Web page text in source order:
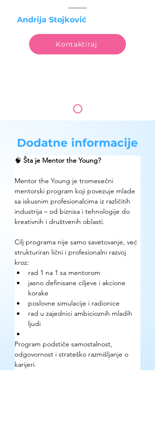
Andrija Stojković
Kontaktiraj
Dodatne informacije
🧠 Šta je Mentor the Young?
Mentor the Young je tromesečni
mentorski program koji povezuje mlade
sa iskusnim profesionalcima iz različitih
industrija – od biznisa i tehnologije do
kreativnih i društvenih oblasti.
Cilj programa nije samo savetovanje, već
strukturiran lični i profesionalni razvoj
kroz:
rad 1 na 1 sa mentorom
jasno definisane ciljeve i akcione
korake
poslovne simulacije i radionice
rad u zajednici ambicioznih mladih
ljudi
Program podstiče samostalnost,
odgovornost i strateško razmišljanje o
karijeri.